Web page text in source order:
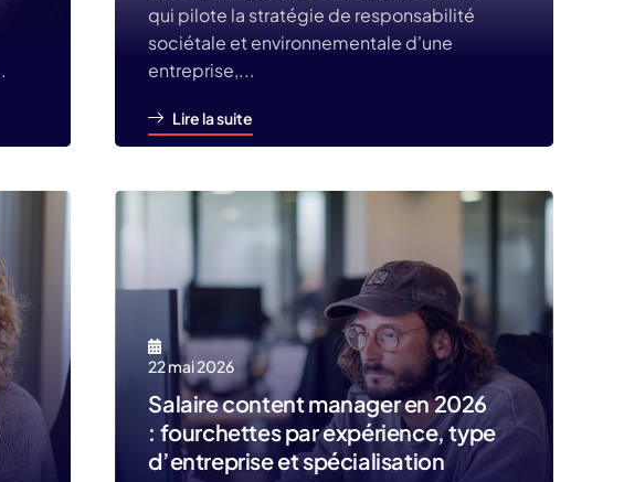
qui pilote la stratégie de responsabilité
sociétale et environnementale d'une
entreprise,...
Lire la suite
22 mai 2026
Salaire content manager en 2026
: fourchettes par expérience, type
d’entreprise et spécialisation